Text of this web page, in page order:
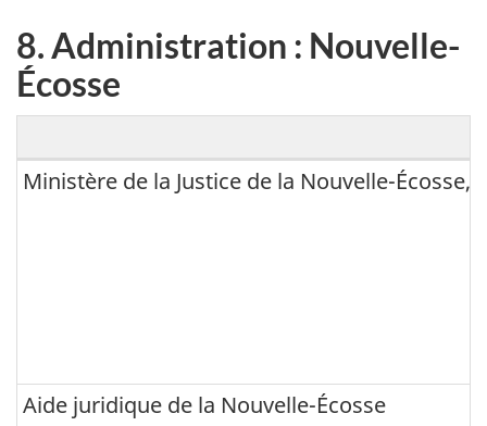
:
N
o
v
r
8. Administration : Nouvelle-
Écosse
8
n
Ministère de la Justice de la Nouvelle-
Aide juridique de la Nouvelle-Écosse